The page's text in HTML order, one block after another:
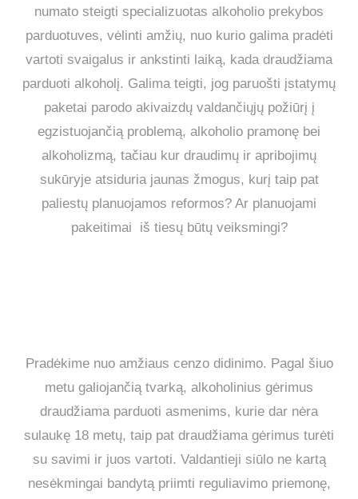
numato steigti specializuotas alkoholio prekybos
parduotuves, vėlinti amžių, nuo kurio galima pradėti
vartoti svaigalus ir ankstinti laiką, kada draudžiama
parduoti alkoholį. Galima teigti, jog paruošti įstatymų
paketai parodo akivaizdų valdančiųjų požiūrį į
egzistuojančią problemą, alkoholio pramonę bei
alkoholizmą, tačiau kur draudimų ir apribojimų
sukūryje atsiduria jaunas žmogus, kurį taip pat
paliestų planuojamos reformos? Ar planuojami
pakeitimai iš tiesų būtų veiksmingi?
Pradėkime nuo amžiaus cenzo didinimo. Pagal šiuo
metu galiojančią tvarką, alkoholinius gėrimus
draudžiama parduoti asmenims, kurie dar nėra
sulaukę 18 metų, taip pat draudžiama gėrimus turėti
su savimi ir juos vartoti. Valdantieji siūlo ne kartą
nesėkmingai bandytą priimti reguliavimo priemonę,